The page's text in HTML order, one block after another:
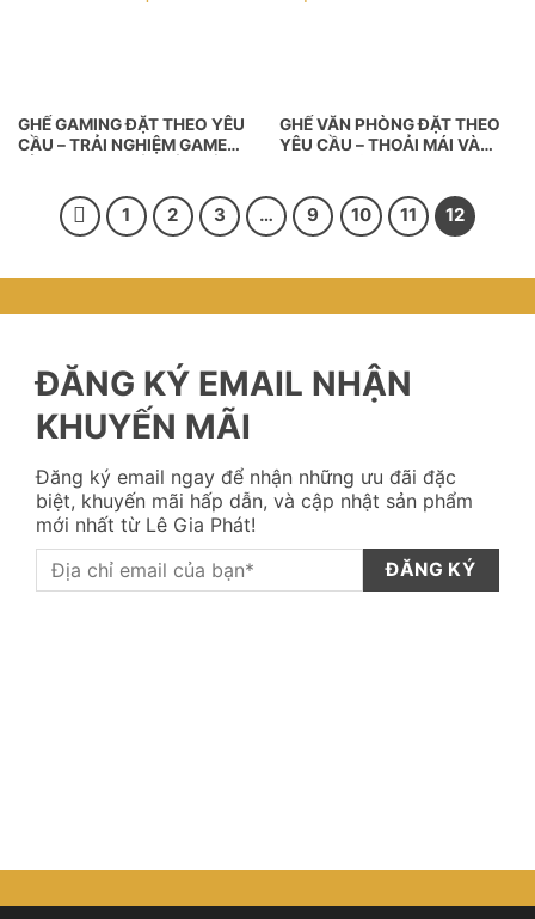
GHẾ GAMING ĐẶT THEO YÊU
CẦU – TRẢI NGHIỆM GAME
GHẾ VĂN PHÒNG ĐẶT THEO
YÊU CẦU – THOẢI MÁI VÀ
1 2 3 … 9 10 11 12
ĐĂNG KÝ EMAIL NHẬN
KHUYẾN MÃI
Đăng ký email ngay để nhận những ưu đãi đặc
biệt, khuyến mãi hấp dẫn, và cập nhật sản phẩm
mới nhất từ Lê Gia Phát!